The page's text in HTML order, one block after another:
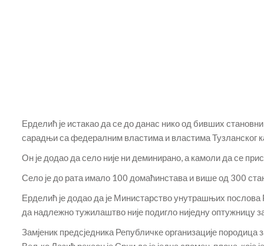
Ерделић је истакао да се до данас нико од бивших
сарадњи са федералним властима и властима Тузланског
Он је додао да село није ни деминирано, а камоли да се
Село је до рата имало 100 домаћинстава и више од 300
Ерделић је додао да је Министарство унутрашњих
да надлежно тужилаштво није подигло ниједну оптужницу
Замјеник предсједника Републичке организације